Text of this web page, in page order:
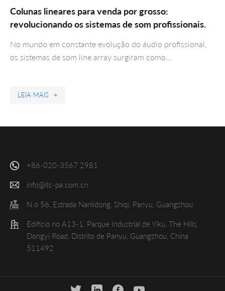
Colunas lineares para venda por grosso:
revolucionando os sistemas de som profissionais.
No mundo em constante evolução do áudio profissional,
os sistemas de som line array surgiram como…
LEIA MAIS +
+86-020-3567 2981
info@itc-pa.com.cn
N.o 56, Estrada Nanlidong, Shiqi, Panyu, Guangzhou
Edifício no A13-1, Parque Industrial de Yiku, The Hills,
Dongyi Road, Distrito de Panyu, Guangzhou, China
511492